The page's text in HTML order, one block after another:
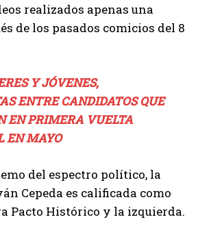
realizados apenas una
de los pasados comicios del 8
Y JÓVENES,
ENTRE CANDIDATOS QUE
EN PRIMERA VUELTA
EN MAYO
del espectro político, la
Cepeda es calificada como
Pacto Histórico y la izquierda.